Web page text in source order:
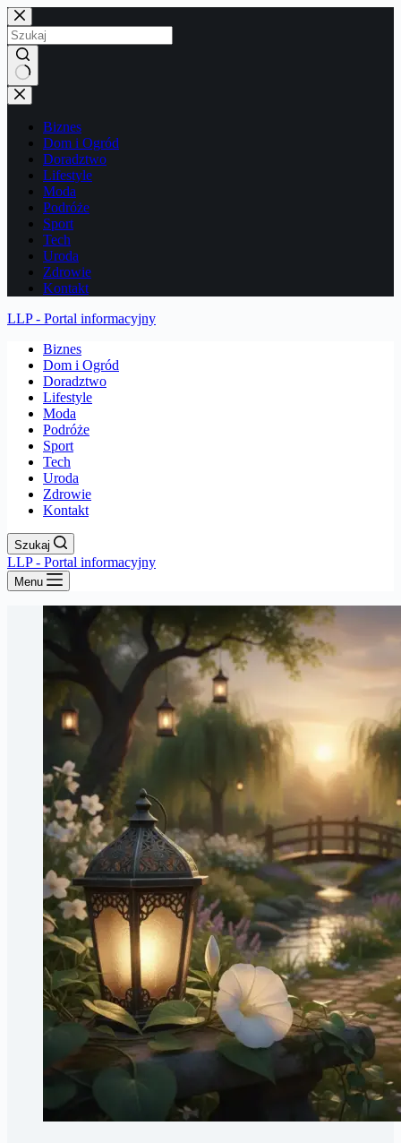
Przejdź
do
treści
Brak
wyników
Biznes
Dom i Ogród
Doradztwo
Lifestyle
Moda
Podróże
Sport
Tech
Uroda
Zdrowie
Kontakt
LLP - Portal informacyjny
Biznes
Dom i Ogród
Doradztwo
Lifestyle
Moda
Podróże
Sport
Tech
Uroda
Zdrowie
Kontakt
Szukaj
LLP - Portal informacyjny
Menu